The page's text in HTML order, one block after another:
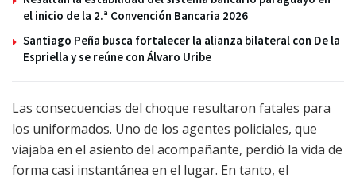
el inicio de la 2.ª Convención Bancaria 2026
Santiago Peña busca fortalecer la alianza bilateral con De la
Espriella y se reúne con Álvaro Uribe
Las consecuencias del choque resultaron fatales para
los uniformados. Uno de los agentes policiales, que
viajaba en el asiento del acompañante, perdió la vida de
forma casi instantánea en el lugar. En tanto, el